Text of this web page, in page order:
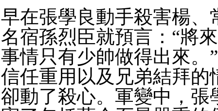
早在張學良動手殺害楊、
名宿孫烈臣就預言：“將
事情只有少帥做得出來。
信任重用以及兄弟結拜的
卻動了殺心。 軍變中，張